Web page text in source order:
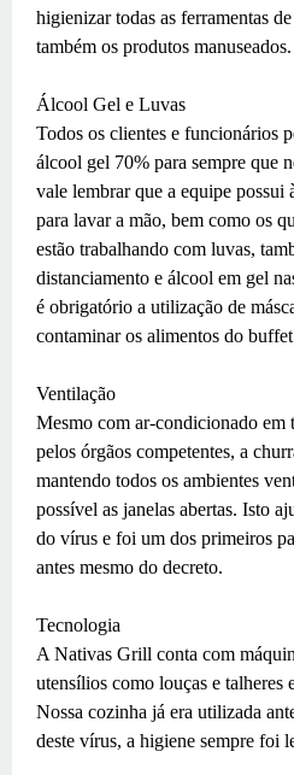
higienizar todas as ferramentas
também os produtos manuseados.
Álcool Gel e Luvas
Todos os clientes e funcionários
álcool gel 70% para sempre que
vale lembrar que a equipe possui
para lavar a mão, bem como os
estão trabalhando com luvas,
distanciamento e álcool em gel
é obrigatório a utilização de
contaminar os alimentos do
Ventilação
Mesmo com ar-condicionado em
pelos órgãos competentes, a
mantendo todos os ambientes
possível as janelas abertas. Isto
do vírus e foi um dos primeiros
antes mesmo do decreto.
Tecnologia
A Nativas Grill conta com
utensílios como louças e talheres
Nossa cozinha já era utilizada
deste vírus, a higiene sempre foi